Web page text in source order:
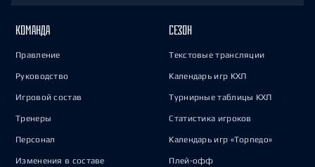
КОМАНДА
Правление
Руководство
Игровой состав
Тренеры
Персонал
Изменения в составе
СЕЗОН
Текстовые трансляции
Календарь игр КХЛ
Турнирные таблицы КХЛ
Статистика игроков
Календарь игр «Торпедо»
Плей-офф